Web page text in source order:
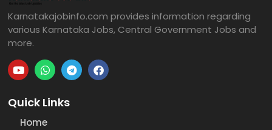
Karnatakajobinfo.com provides information regarding
various Karnataka Jobs, Central Government Jobs and
more.
Quick Links
Home